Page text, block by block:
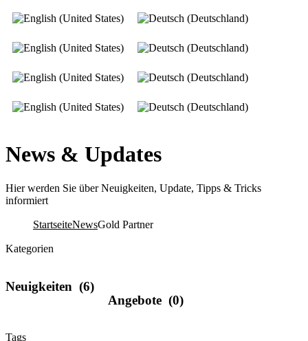
News & Updates
Hier werden Sie über Neuigkeiten, Update, Tipps & Tricks
informiert
StartseiteNewsGold Partner
Kategorien
Neuigkeiten (6)
Angebote (0)
Tags